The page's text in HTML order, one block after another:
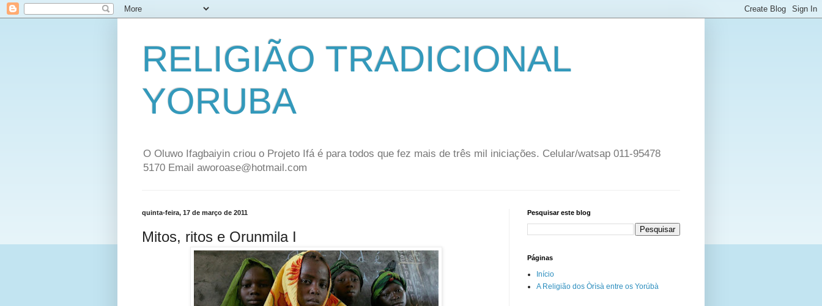
RELIGIÃO TRADICIONAL
YORUBA
O Oluwo Ifagbaiyin criou o Projeto Ifá é para todos que fez mais de três mil iniciações. Celular/watsap 011-95478
5170 Email aworoase@hotmail.com
quinta-feira, 17 de março de 2011
Mitos, ritos e Orunmila I
Pesquisar este blog
Páginas
Início
A Religião dos Òrìsà entre os Yorúbà